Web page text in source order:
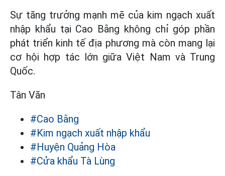
Sự tăng trưởng mạnh mẽ của kim ngạch xuất
nhập khẩu tại Cao Bằng không chỉ góp phần
phát triển kinh tế địa phương mà còn mang lại
cơ hội hợp tác lớn giữa Việt Nam và Trung
Quốc.
Tân Văn
#Cao Bằng
#Kim ngạch xuất nhập khẩu
#Huyện Quảng Hòa
#Cửa khẩu Tà Lùng